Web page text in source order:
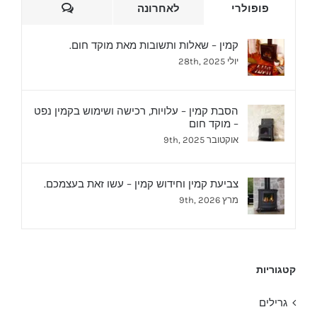
פופולרי לאחרונה הערות
קמין – שאלות ותשובות מאת מוקד חום.
יולי 28th, 2025
הסבת קמין – עלויות, רכישה ושימוש בקמין נפט
– מוקד חום
אוקטובר 9th, 2025
צביעת קמין וחידוש קמין – עשו זאת בעצמכם.
מרץ 9th, 2026
קטגוריות
גרילים